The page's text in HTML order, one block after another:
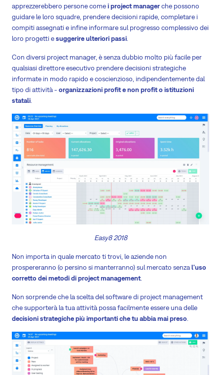
apprezzerebbero persone comei project managerche possono
guidare le loro squadre, prendere decisioni rapide, completare i
compiti assegnati e infine informare sul progresso complessivo dei
loro progetti esuggerire ulteriori passi.
Con diversi project manager, è senza dubbio molto più facile per
qualsiasi direttore esecutivo prendere decisioni strategiche
informate in modo rapido e coscienzioso, indipendentemente dal
tipo di attività - organizzazioni profit e non profit o istituzioni
statali.
Easy8 2018
Non importa in quale mercato ti trovi, le aziende non
prospereranno (o persino si manterranno) sul mercato senzal'uso
corretto dei metodi di project management.
Non sorprende che la scelta del software di project management
che supporterà la tua attività possa facilmente essere una delle
decisioni strategiche più importanti che tu abbia mai preso.